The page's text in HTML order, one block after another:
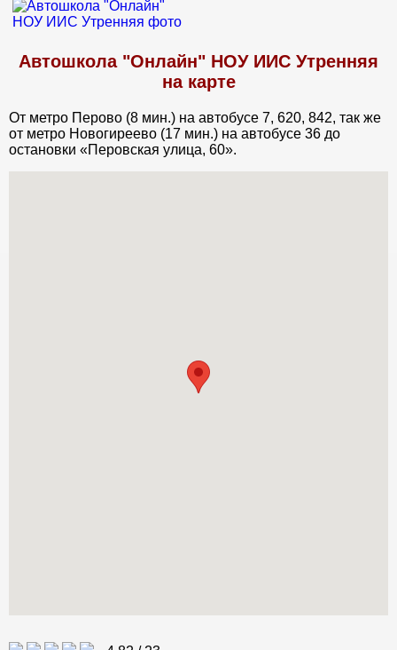
Автошкола "Онлайн" НОУ ИИС Утренняя
на карте
От метро Перово (8 мин.) на автобусе 7, 620, 842, так же
от метро Новогиреево (17 мин.) на автобусе 36 до
остановки «Перовская улица, 60».